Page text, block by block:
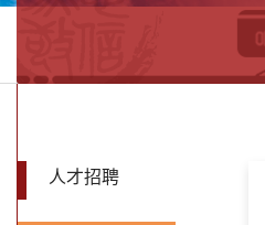
人才招聘